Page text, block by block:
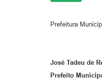
Prefeitura
José Tadeu de
Prefeito